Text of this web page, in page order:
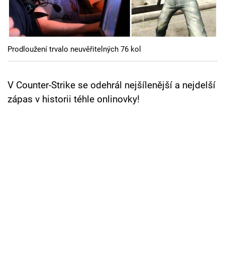
Cool Esport
Pořady
TV Program
Sledujte prima+
Prodloužení trvalo neuvěřitelných 76 kol
V Counter-Strike se odehrál nejšílenější a nejdelší
zápas v historii téhle onlinovky!